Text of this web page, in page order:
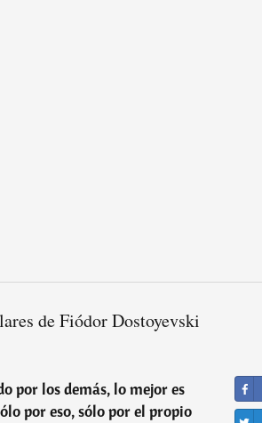
de Fiódor Dostoyevski
por los demás, lo mejor es
por eso, sólo por el propio